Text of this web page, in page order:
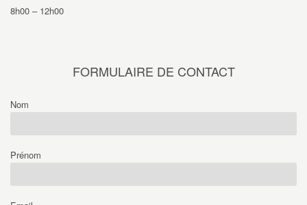
8h00 – 12h00
FORMULAIRE DE CONTACT
Nom
Prénom